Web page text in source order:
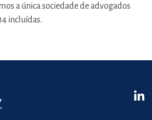
a única sociedade de advogados
incluídas.